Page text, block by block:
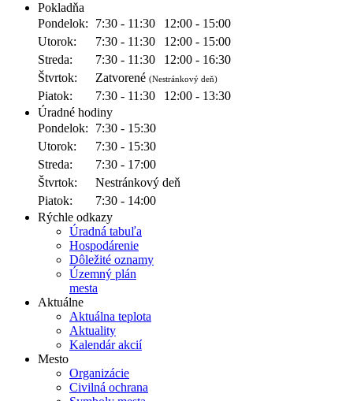
Pokladňa
Pondelok:
7:30 - 11:30
12:00 - 15:00
Utorok:
7:30 - 11:30
12:00 - 15:00
Streda:
7:30 - 11:30
12:00 - 16:30
Štvrtok:
Zatvorené (Nestránkový deň)
Piatok: 7:30 - 11:30
12:00 - 13:30
Úradné hodiny
Pondelok:
7:30 - 15:30
Utorok:
7:30 - 15:30
Streda:
7:30 - 17:00
Štvrtok:
Nestránkový deň
Piatok:
7:30 - 14:00
Rýchle odkazy
Úradná tabuľa
Hospodárenie
Dôležité oznamy
Územný plán
mesta
Aktuálne
Aktuálna teplota
Aktuality
Kalendár akcií
Mesto
Organizácie
Civilná ochrana